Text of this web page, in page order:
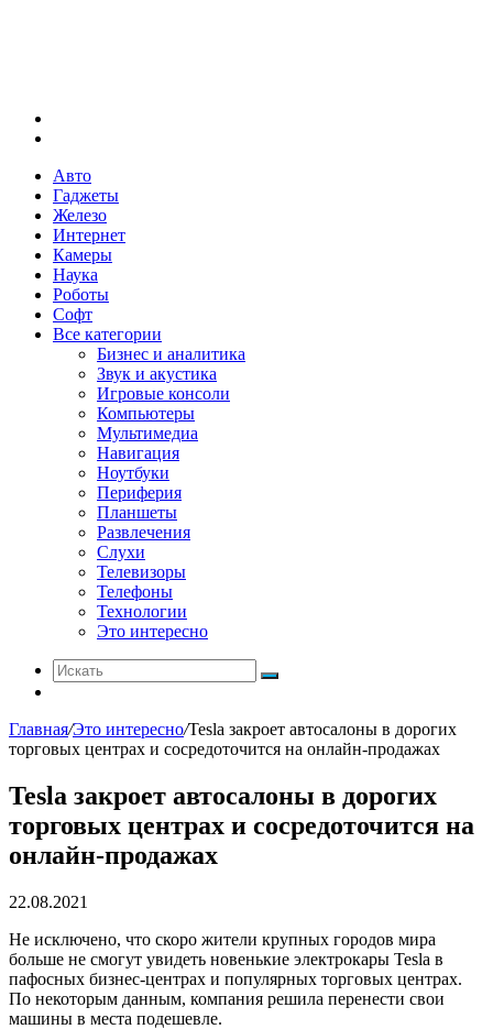
Авто
Гаджеты
Железо
Интернет
Камеры
Наука
Роботы
Софт
Все категории
Бизнес и аналитика
Звук и акустика
Игровые консоли
Компьютеры
Мультимедиа
Навигация
Ноутбуки
Периферия
Планшеты
Развлечения
Слухи
Телевизоры
Телефоны
Технологии
Это интересно
Искать
Главная/Это интересно/Tesla закроет автосалоны в дорогих
торговых центрах и сосредоточится на онлайн-продажах
Tesla закроет автосалоны в дорогих
торговых центрах и сосредоточится на
онлайн-продажах
22.08.2021
Не исключено, что скоро жители крупных городов мира
больше не смогут увидеть новенькие электрокары Tesla в
пафосных бизнес-центрах и популярных торговых центрах.
По некоторым данным, компания решила перенести свои
машины в места подешевле.